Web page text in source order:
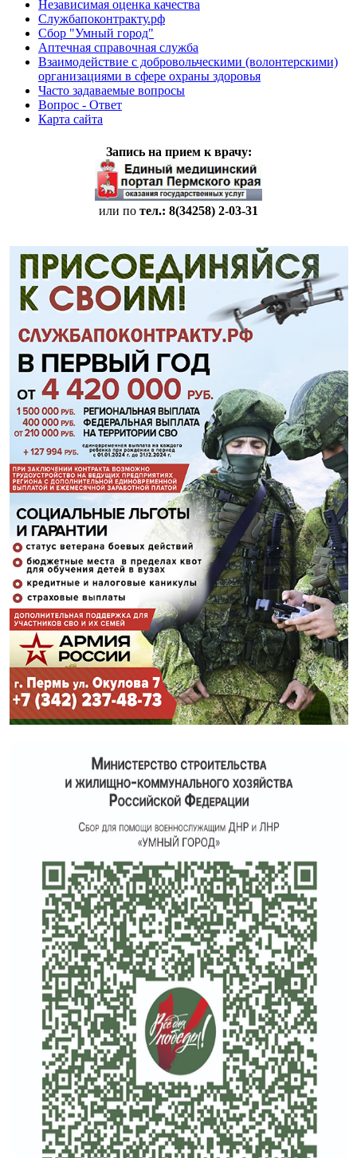
Независимая оценка качества
Службапоконтракту.рф
Сбор "Умный город"
Аптечная справочная служба
Взаимодействие с добровольческими (волонтерскими)
организациями в сфере охраны здоровья
Часто задаваемые вопросы
Вопрос - Ответ
Карта сайта
Запись на прием к врачу:
или по тел.: 8(34258) 2-03-31